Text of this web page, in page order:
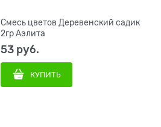
Смесь цветов Деревенский садик
2гр Аэлита
53 руб.
КУПИТЬ